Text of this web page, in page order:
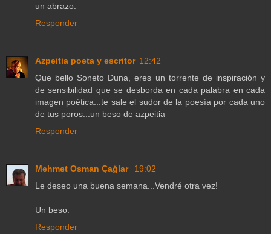
un abrazo.
Responder
Azpeitia poeta y escritor 12:42
Que bello Soneto Duna, eres un torrente de inspiración y
de sensibilidad que se desborda en cada palabra en cada
imagen poética...te sale el sudor de la poesía por cada uno
de tus poros...un beso de azpeitia
Responder
Mehmet Osman Çağlar
19:02
Le deseo una buena semana...Vendré otra vez!
Un beso.
Responder